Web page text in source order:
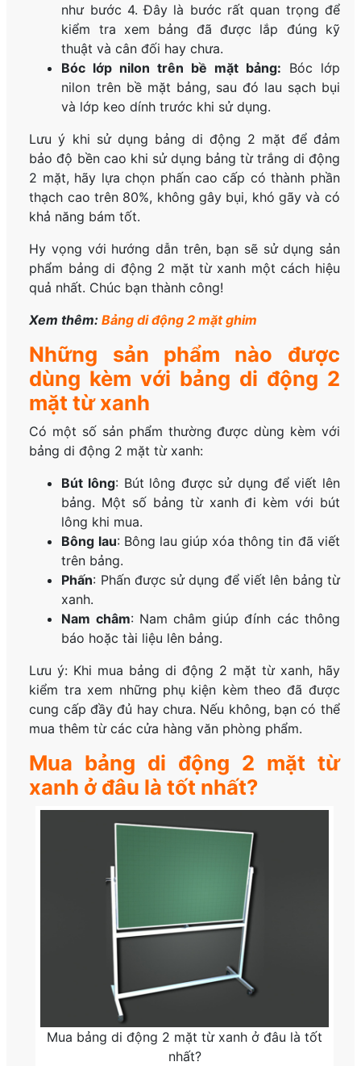
như bước 4. Đây là bước rất quan trọng để
kiểm tra xem bảng đã được lắp đúng kỹ
thuật và cân đối hay chưa.
Bóc lớp nilon trên bề mặt bảng: Bóc lớp
nilon trên bề mặt bảng, sau đó lau sạch bụi
và lớp keo dính trước khi sử dụng.
Lưu ý khi sử dụng bảng di động 2 mặt để đảm
bảo độ bền cao khi sử dụng bảng từ trắng di động
2 mặt, hãy lựa chọn phấn cao cấp có thành phần
thạch cao trên 80%, không gây bụi, khó gãy và có
khả năng bám tốt.
Hy vọng với hướng dẫn trên, bạn sẽ sử dụng sản
phẩm bảng di động 2 mặt từ xanh một cách hiệu
quả nhất. Chúc bạn thành công!
Xem thêm:Bảng di động 2 mặt ghim
Những sản phẩm nào được
dùng kèm với bảng di động 2
mặt từ xanh
Có một số sản phẩm thường được dùng kèm với
bảng di động 2 mặt từ xanh:
Bút lông: Bút lông được sử dụng để viết lên
bảng. Một số bảng từ xanh đi kèm với bút
lông khi mua.
Bông lau: Bông lau giúp xóa thông tin đã viết
trên bảng.
Phấn: Phấn được sử dụng để viết lên bảng từ
xanh.
Nam châm: Nam châm giúp đính các thông
báo hoặc tài liệu lên bảng.
Lưu ý: Khi mua bảng di động 2 mặt từ xanh, hãy
kiểm tra xem những phụ kiện kèm theo đã được
cung cấp đầy đủ hay chưa. Nếu không, bạn có thể
mua thêm từ các cửa hàng văn phòng phẩm.
Mua bảng di động 2 mặt từ
xanh ở đâu là tốt nhất?
Mua bảng di động 2 mặt từ xanh ở đâu là tốt
nhất?